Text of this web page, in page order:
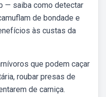
— saiba como detectar
de bondade e
às custas da
que podem caçar
roubar presas de
de carniça.